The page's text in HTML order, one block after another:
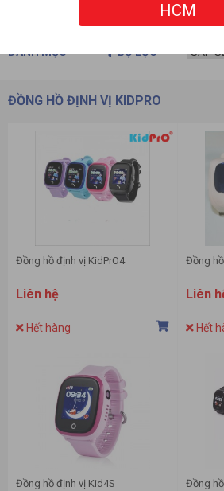
DANH MỤC BỘ LỌC
ĐỒNG HỒ ĐỊNH VỊ KIDPRO
Đồng hồ định vị KidPrO4
Liên hệ
Hết hàng
Đồng
Liên
Hết
Đồng hồ định vị Kid4S Đồng
HCM